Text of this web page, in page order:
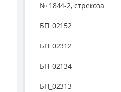
№ 1844-2, стрекоза
БП_02152
БП_02312
БП_02134
БП_02313